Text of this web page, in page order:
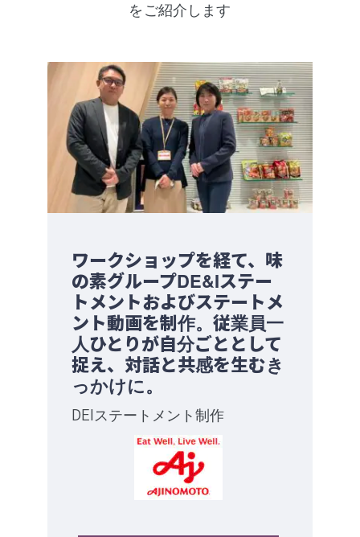
をご紹介します
ワークショップを経て、味
の素グループDE&Iステー
トメントおよびステートメ
ント動画を制作。従業員一
人ひとりが自分ごととして
捉え、対話と共感を生むき
っかけに。
DEIステートメント制作